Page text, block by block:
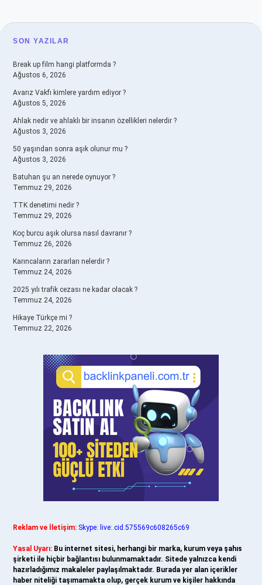
SIDEBAR
SON YAZILAR
Break up film hangi platformda ?
Ağustos 6, 2026
Avarız Vakfı kimlere yardım ediyor ?
Ağustos 5, 2026
Ahlak nedir ve ahlaklı bir insanın özellikleri nelerdir ?
Ağustos 3, 2026
50 yaşından sonra aşık olunur mu ?
Ağustos 3, 2026
Batuhan şu an nerede oynuyor ?
Temmuz 29, 2026
TTK denetimi nedir ?
Temmuz 29, 2026
Koç burcu aşık olursa nasıl davranır ?
Temmuz 26, 2026
Karıncaların zararları nelerdir ?
Temmuz 24, 2026
2025 yılı trafik cezası ne kadar olacak ?
Temmuz 24, 2026
Hikaye Türkçe mi ?
Temmuz 22, 2026
Reklam ve İletişim: Skype: live:.cid.575569c608265c69
Yasal Uyarı: Bu internet sitesi, herhangi bir marka, kurum veya şahıs
şirketi ile hiçbir bağlantısı bulunmamaktadır. Sitede yalnızca kendi
hazırladığımız makaleler paylaşılmaktadır. Burada yer alan içerikler
haber niteliği taşımamakta olup, gerçek kurum ve kişiler hakkında